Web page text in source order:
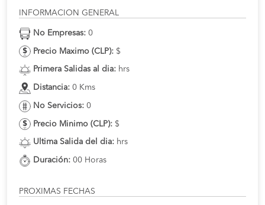
INFORMACION GENERAL
No Empresas: 0
Precio Maximo (CLP): $
Primera Salidas al dia: hrs
Distancia: 0 Kms
No Servicios: 0
Precio Minimo (CLP): $
Ultima Salida del dia: hrs
Duración: 00 Horas
PROXIMAS FECHAS